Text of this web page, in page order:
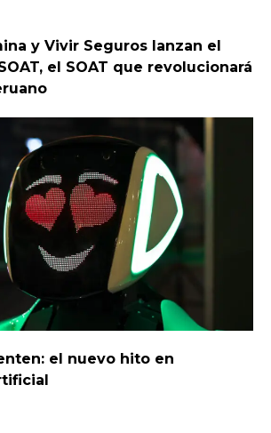
y Vivir Seguros lanzan el
el SOAT que revolucionará
el nuevo hito en